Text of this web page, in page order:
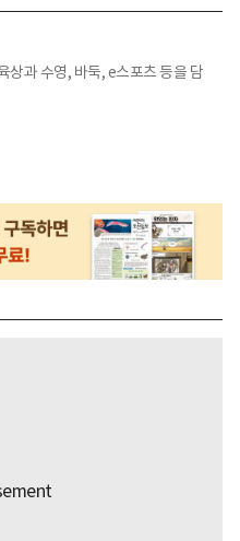
상과 수영, 바둑, e스포츠 등을 담